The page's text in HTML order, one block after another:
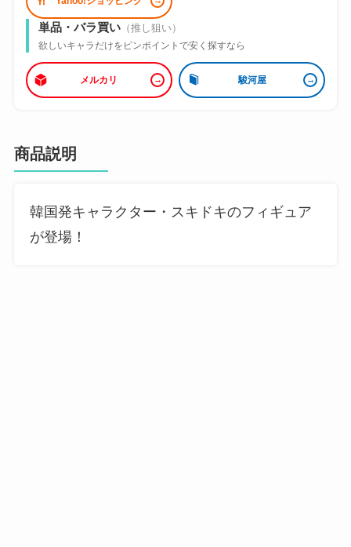
単品・バラ買い（推し狙い）
欲しいキャラだけをピンポイントで安く探すなら
メルカリ 駿河屋
商品説明
韓国発キャラクター・スキドキのフィギュア
が登場！